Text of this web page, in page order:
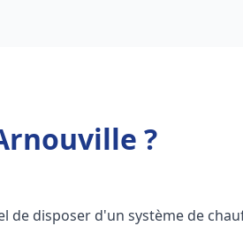
?
de disposer d'un système de